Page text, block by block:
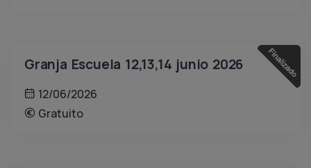
Granja Escuela 12,13,14 junio 2026
12/06/2026
Gratuito